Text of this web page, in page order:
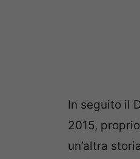
In seguito il
2015,
un’altra